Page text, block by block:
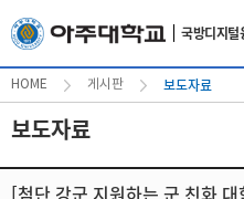
국방디지털
HOME 게시판 보도자료
보도자료
[첨단 강군 지원하는 군 친화